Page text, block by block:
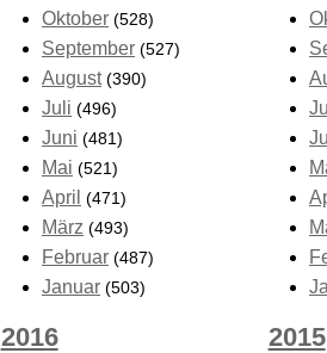
Oktober (528)
September (527)
August (390)
Juli (496)
Juni (481)
Mai (521)
April (471)
März (493)
Februar (487)
Januar (503)
2016 2015